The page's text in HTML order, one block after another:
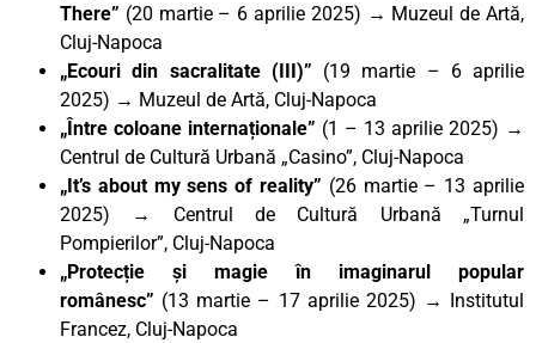
There” (20 martie – 6 aprilie 2025) → Muzeul de Artă,
Cluj-Napoca
„Ecouri din sacralitate (III)” (19 martie – 6 aprilie
2025) → Muzeul de Artă, Cluj-Napoca
„Între coloane internaționale” (1 – 13 aprilie 2025) →
Centrul de Cultură Urbană „Casino”, Cluj-Napoca
„It’s about my sens of reality” (26 martie – 13 aprilie
2025) → Centrul de Cultură Urbană „Turnul
Pompierilor”, Cluj-Napoca
„Protecție și magie în imaginarul popular
românesc” (13 martie – 17 aprilie 2025) → Institutul
Francez, Cluj-Napoca